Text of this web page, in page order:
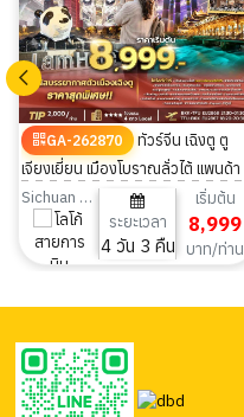
GA-262870
ทัวร์จีน เฉิงตู ตู
เจียงเยี่ยน เมืองโบราณลั่วไต้ แพนด้า
ปีนตึก ลงร้าน 4วัน 3คืน
Sichuan Airlines
ระยะเวลา
4 วัน 3 คืน
เริ่มต้น
8,999
บาท/ท่าน